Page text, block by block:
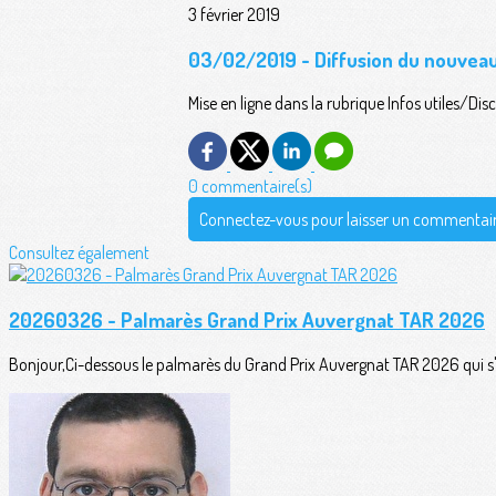
3 février 2019
03/02/2019 - Diffusion du
Mise en ligne dans la rubrique Infos utiles/
0 commentaire(s)
Connectez-vous pour laisser un
Consultez également
20260326 - Palmarès Grand Prix Auvergnat TAR 2026
Bonjour,Ci-dessous le palmarès du Grand Prix Auvergnat TAR 2026 qui